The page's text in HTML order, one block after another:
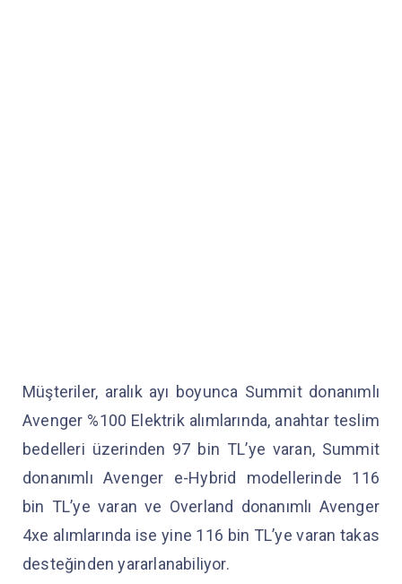
Müşteriler, aralık ayı boyunca Summit donanımlı
Avenger %100 Elektrik alımlarında, anahtar teslim
bedelleri üzerinden 97 bin TL’ye varan, Summit
donanımlı Avenger e-Hybrid modellerinde 116
bin TL’ye varan ve Overland donanımlı Avenger
4xe alımlarında ise yine 116 bin TL’ye varan takas
desteğinden yararlanabiliyor.